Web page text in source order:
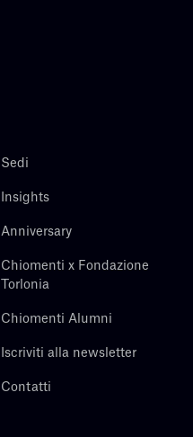
Sedi
Insights
Anniversary
Chiomenti x Fondazione
Torlonia
Chiomenti Alumni
Iscriviti alla newsletter
Contatti